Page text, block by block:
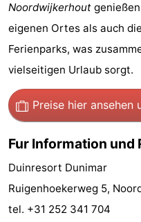
Indoor-
Spielplätze
-
Experiences
Wellness-
Zentren
Dörfer
&
Städte
Natur
Sport
-
Noordwijkerhout
eigenen Ortes als auch
Ferienparks, was
vielseitigen Urlaub sorgt.
Preise hier ansehen
Fur Information und
Duinresort Dunimar
Ruigenhoekerweg 5,
tel. +31 252 341 704